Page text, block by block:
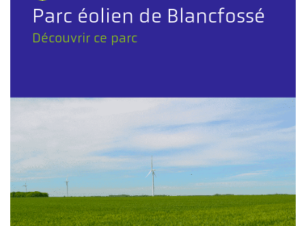
Parc éolien de Blancfossé
Découvrir ce parc